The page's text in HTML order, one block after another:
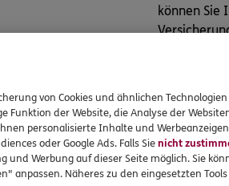
können Sie
Jetzt
von Cookies und ähnlichen Technologien
Funktion der Website, die Analyse der
personalisierte Inhalte und
oder Google Ads. Falls Sienicht
und Werbung auf dieser Seite möglich. Sie
anpassen. Näheres zu den eingesetzten